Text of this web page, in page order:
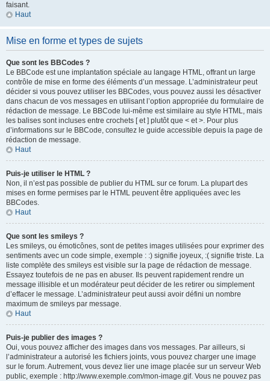
faisant.
Haut
Mise en forme et types de sujets
Que sont les BBCodes ?
Le BBCode est une implantation spéciale au langage HTML, offrant un large
contrôle de mise en forme des éléments d’un message. L’administrateur peut
décider si vous pouvez utiliser les BBCodes, vous pouvez aussi les désactiver
dans chacun de vos messages en utilisant l’option appropriée du formulaire de
rédaction de message. Le BBCode lui-même est similaire au style HTML, mais
les balises sont incluses entre crochets [ et ] plutôt que < et >. Pour plus
d’informations sur le BBCode, consultez le guide accessible depuis la page de
rédaction de message.
Haut
Puis-je utiliser le HTML ?
Non, il n’est pas possible de publier du HTML sur ce forum. La plupart des
mises en forme permises par le HTML peuvent être appliquées avec les
BBCodes.
Haut
Que sont les smileys ?
Les smileys, ou émoticônes, sont de petites images utilisées pour exprimer des
sentiments avec un code simple, exemple : :) signifie joyeux, :( signifie triste. La
liste complète des smileys est visible sur la page de rédaction de message.
Essayez toutefois de ne pas en abuser. Ils peuvent rapidement rendre un
message illisible et un modérateur peut décider de les retirer ou simplement
d’effacer le message. L’administrateur peut aussi avoir défini un nombre
maximum de smileys par message.
Haut
Puis-je publier des images ?
Oui, vous pouvez afficher des images dans vos messages. Par ailleurs, si
l’administrateur a autorisé les fichiers joints, vous pouvez charger une image
sur le forum. Autrement, vous devez lier une image placée sur un serveur Web
public, exemple : http://www.exemple.com/mon-image.gif. Vous ne pouvez pas